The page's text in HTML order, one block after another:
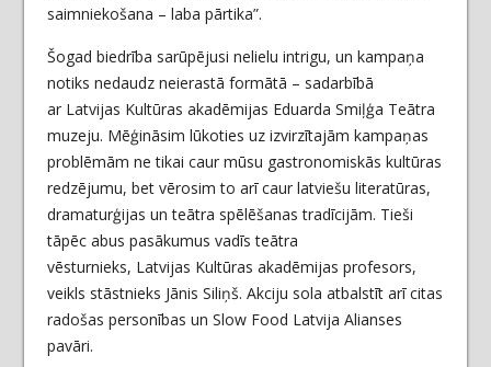
saimniekošana – laba pārtika”.
Šogad biedrība sarūpējusi nelielu intrigu, un kampaņa
notiks nedaudz neierastā formātā – sadarbībā
ar Latvijas Kultūras akadēmijas Eduarda Smiļģa Teātra
muzeju. Mēģināsim lūkoties uz izvirzītajām kampaņas
problēmām ne tikai caur mūsu gastronomiskās kultūras
redzējumu, bet vērosim to arī caur latviešu literatūras,
dramaturģijas un teātra spēlēšanas tradīcijām. Tieši
tāpēc abus pasākumus vadīs teātra
vēsturnieks, Latvijas Kultūras akadēmijas profesors,
veikls stāstnieks Jānis Siliņš. Akciju sola atbalstīt arī citas
radošas personības un Slow Food Latvija Alianses
pavāri.